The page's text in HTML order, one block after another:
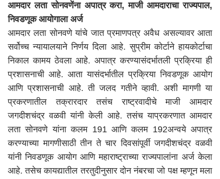
आमदार लता सोनवणेंना अपात्र करा, माजी आमदाराचा राज्यपाल,
निवडणूक आयोगाला अर्ज
आमदार लता सोनवणे यांचे जात प्रमाणपत्र अवैध असल्यावर आता
सर्वोच्च न्यायालयाने निर्णय दिला आहे. सुप्रीम कोर्टाने हायकोर्टाचा
निकाल कामय ठेवला आहे. अपात्र करण्यासंदर्भातली प्रक्रिया ही
प्रशासनाची आहे. आता यासंदर्भातील प्रक्रिया निवडणूक आयोग
आणि प्रशासनाची आहे. ती जलद गतीने व्हावी. अशी मागणी या
प्रकरणातील तक्रारदार तसंच राष्ट्रवादीचे माजी आमदार
जगदीशचंद्र वळवी यांनी केली आहे. तसंच याप्रकरणात आमदार
लता सोनवणे यांना कलम 191 आणि कलम 192अन्वये अपात्र
करण्याच्या मागणीसाठी तीन ते चार दिवसांपूर्वी जगदीशचंद्र वळवी
यांनी निवडणूक आयोग आणिमहाराष्ट्राच्या राज्यपालांना अर्ज केला
आहे. तसेच कायद्यातील तरतुदीनुसार दोन नंबरचा जो पक्ष म्हणून मला